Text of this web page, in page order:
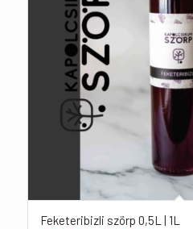
Feketeribizli szörp 0,5L | 1L